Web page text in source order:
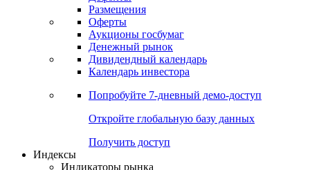
Получить доступ
Календарь
Календарь событий
Дефолты
Размещения
Оферты
Денежный рынок
Календарь инвестора
Попробуйте7-дневный
Откройте глобальную базу данных